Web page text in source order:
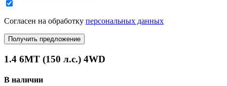
Согласен на обработку персональных данных
Получить предложение
1.4 6МТ (150 л.с.) 4WD
В наличии